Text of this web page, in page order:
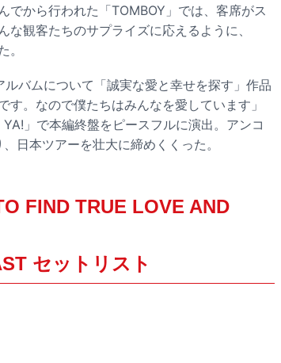
でから行われた「TOMBOY」では、客席がス
観客たちのサプライズに応えるように、
。
バムについて「誠実な愛と幸せを探す」作品
。なので僕たちはみんなを愛しています」
」で本編終盤をピースフルに演出。アンコ
日本ツアーを壮大に締めくくった。
FIND TRUE LOVE AND
セットリスト